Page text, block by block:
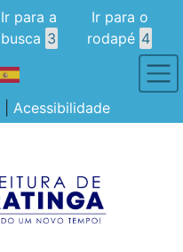
Ir para a
busca 3
Ir para o
rodapé 4
Acessibilidade